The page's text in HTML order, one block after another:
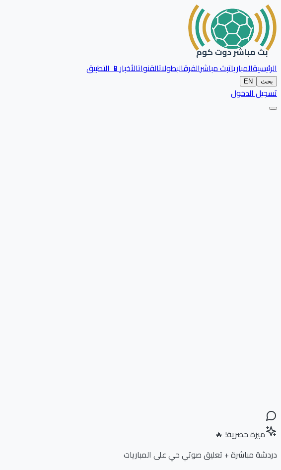
الرئيسيةالمبارياتبث مباشرالفرقالبطولاتالقنواتالأخبار📱 التطبيق
بحث EN
تسجيل الدخول
ميزة حصرية! 🔥
دردشة مباشرة + تعليق صوتي حي على المباريات